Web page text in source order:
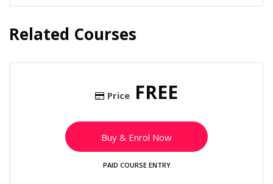
Skip [Cocoon] Related courses
Related Courses
Price FREE
Buy & Enrol Now
PAID COURSE ENTRY